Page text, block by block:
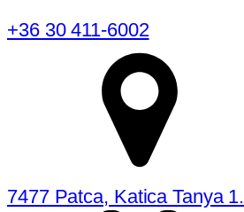
+36 30 411-6002
7477 Patca, Katica Tanya 1.